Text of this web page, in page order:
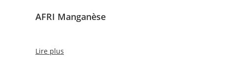
AFRI Manganèse
Lire plus